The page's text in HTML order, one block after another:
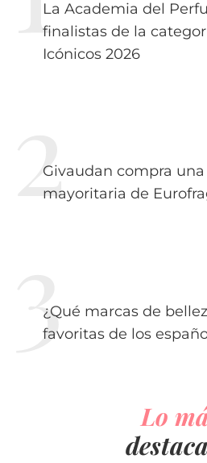
La Academia del
finalistas de la
Icónicos 2026
Givaudan compra
mayoritaria de
¿Qué marcas de
favoritas de los
Lo